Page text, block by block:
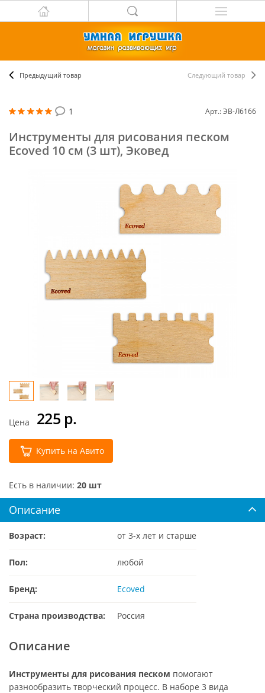
Предыдущий товар Следующий товар
1 Арт.: ЭВ-Л6166
Инструменты для рисования песком
Ecoved 10 см (3 шт), Эковед
Цена 225 р.
Купить на Авито
Есть в наличии: 20 шт
Описание
Возраст: от 3-х лет и старше
Пол: любой
Бренд: Ecoved
Страна производства: Россия
Описание
Инструменты для рисования песком помогают
разнообразить творческий процесс. В наборе 3 вида